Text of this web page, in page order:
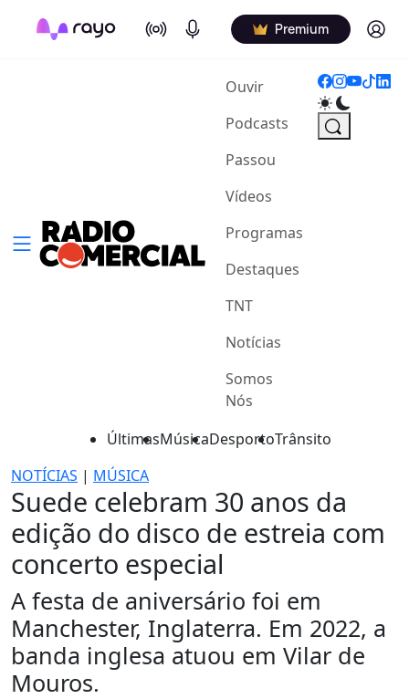
On Air Podcasts Premium Log in
Ouvir(current)
Podcasts
Passou
Vídeos
Programas
Destaques
TNT
Notícias
Somos
Nós
ÚltimasMúsicaDesportoTrânsito
NOTÍCIAS | MÚSICA
Suede celebram 30 anos da
edição do disco de estreia com
concerto especial
A festa de aniversário foi em
Manchester, Inglaterra. Em 2022, a
banda inglesa atuou em Vilar de
Mouros.